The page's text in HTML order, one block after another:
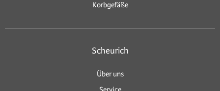
Korbgefäße
Scheurich
Über uns